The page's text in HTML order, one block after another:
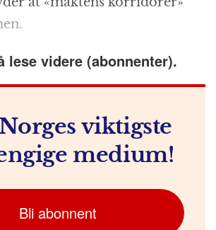
at m
lese videre (abonnenter).
viktigste
medium!
Bli abonnent